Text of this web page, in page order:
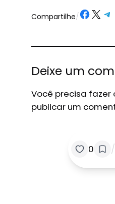
Compartilhe/Share on
Share on X
Deixe um
Você precisa fazer
publicar um
0 /